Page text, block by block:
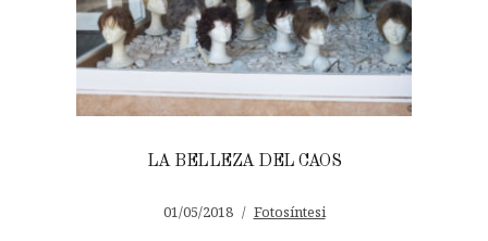
LA BELLEZA DEL CAOS
01/05/2018 Fotosíntesi